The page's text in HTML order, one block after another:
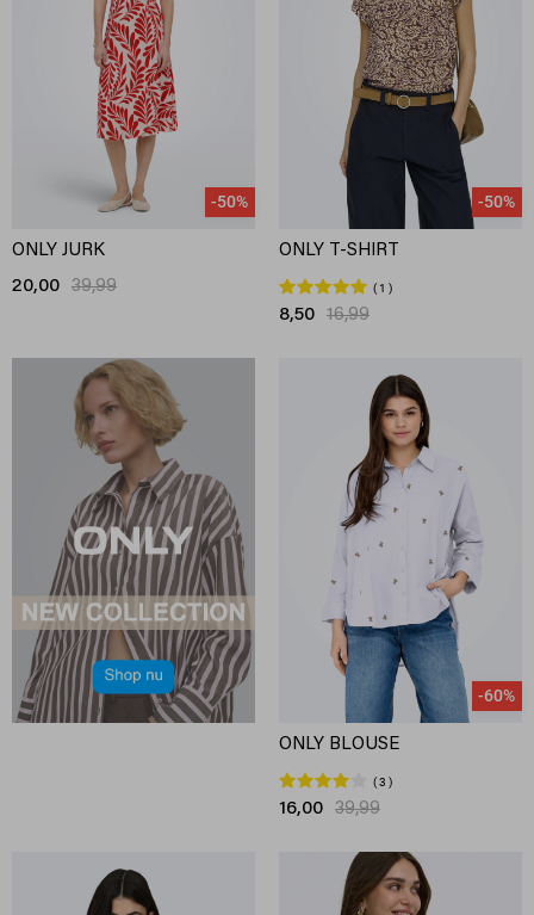
-50%
ONLY JURK
20,00 39,99
-50%
ONLY T-SHIRT
1
8,50 16,99
-60%
ONLY BLOUSE
3
16,00 39,99